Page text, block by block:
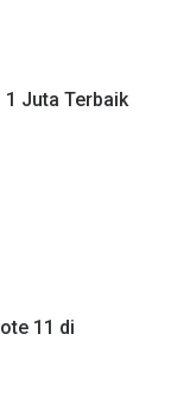
1 Juta Terbaik
11 di